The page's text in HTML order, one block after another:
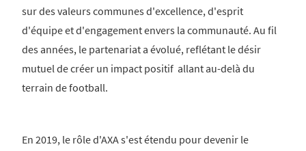
sur des valeurs communes d'excellence, d'esprit
d'équipe et d'engagement envers la communauté. Au fil
des années, le partenariat a évolué, reflétant le désir
mutuel de créer un impact positif allant au-delà du
terrain de football.
En 2019, le rôle d'AXA s'est étendu pour devenir le